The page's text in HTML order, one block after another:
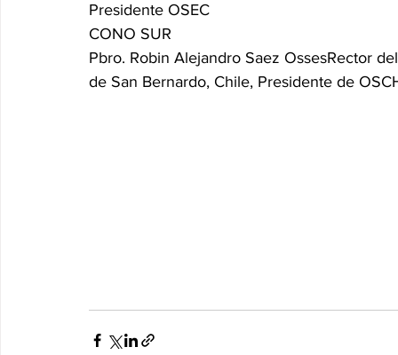
Presidente OSEC
CONO SUR
Pbro. Robin Alejandro Saez OssesRector
de San Bernardo, Chile, Presidente de